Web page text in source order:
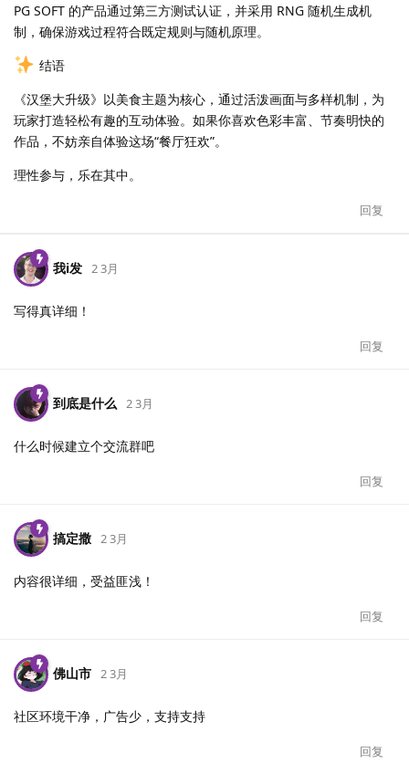
PG SOFT 的产品通过第三方测试认证，并采用 RNG 随机生成机
制，确保游戏过程符合既定规则与随机原理。
结语
《汉堡大升级》以美食主题为核心，通过活泼画面与多样机制，为
玩家打造轻松有趣的互动体验。如果你喜欢色彩丰富、节奏明快的
作品，不妨亲自体验这场“餐厅狂欢”。
理性参与，乐在其中。
回复
我i发 2 3月
写得真详细！
回复
到底是什么 2 3月
什么时候建立个交流群吧
回复
搞定撒 2 3月
内容很详细，受益匪浅！
回复
佛山市 2 3月
社区环境干净，广告少，支持支持
回复